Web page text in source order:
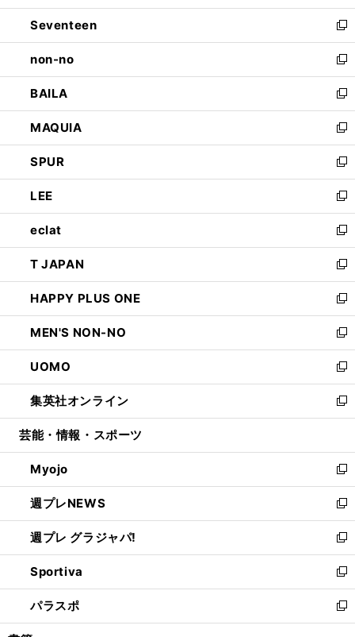
開
く
ウ
で
開
く
ン
ド
ウ
で
開
く
Seventeen
新
し
い
ウ
ィ
ン
ド
ウ
で
開
く
non-no
新
し
い
ウ
ィ
ン
ド
ウ
で
開
く
BAILA
新
し
い
ウ
ィ
ン
ド
ウ
で
開
く
MAQUIA
新
し
い
ウ
ィ
ン
ド
ウ
で
開
く
SPUR
新
し
い
ウ
ィ
ン
ド
ウ
で
開
く
LEE
新
し
い
ウ
ィ
ン
ド
ウ
で
開
く
eclat
新
し
い
ウ
ィ
ン
ド
ウ
で
開
く
T JAPAN
新
し
い
ウ
ィ
ン
ド
ウ
で
開
HAPPY PLUS ONE
新
し
い
ウ
ィ
ン
ド
ウ
開
く
MEN'S NON-NO
新
し
い
ウ
ィ
ン
ウ
で
開
く
UOMO
新
し
い
ウ
ン
ド
ウ
で
開
く
集英社オンライン
新
し
ウ
ィ
ン
ド
ウ
で
開
く
芸能・情報・スポーツ
Myojo
新
し
い
ウ
ィ
ン
ド
ウ
で
開
週プレNEWS
新
し
い
ウ
ィ
ン
ド
ウ
週プレ グラジャパ!
新
し
い
ウ
ィ
ン
Sportiva
新
し
い
ウ
パラスポ
新
し